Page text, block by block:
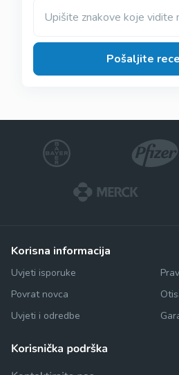
Upišite znakove koje vidite
Pošaljite
korisna informacija
Uvjeti isporuke
Povrat novca
Uvjeti i odredbe